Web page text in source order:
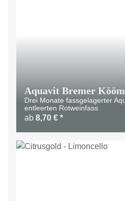
Aquavit Bremer Kööm
Drei Monate fassgelagerter
entleerten Rotweinfass
ab 8,70 € *